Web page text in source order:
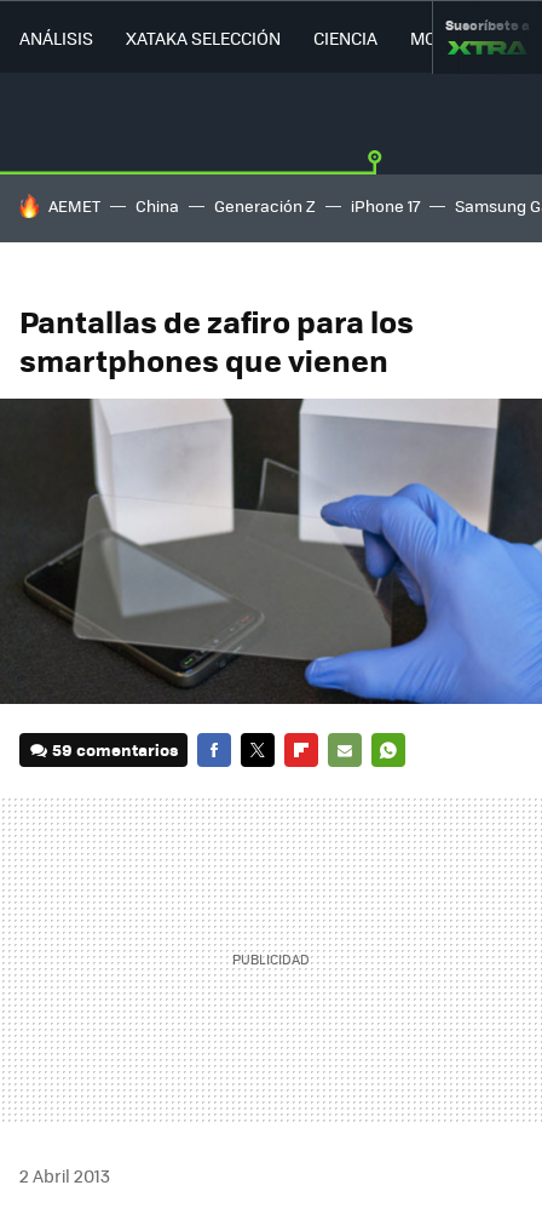
ANÁLISIS XATAKA SELECCIÓN CIENCIA MOVILIDAD
Suscríbete a
HOY SE HABLA DE
AEMET China Generación Z iPhone 17 Samsung
Pantallas de zafiro para los
smartphones que vienen
59 comentarios
MAIL
2 Abril 2013